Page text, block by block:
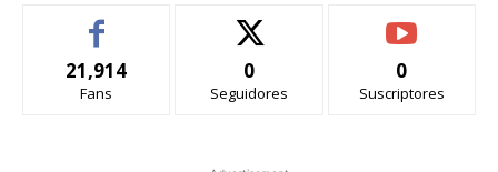
21,914
Fans
0
Seguidores
0
Suscriptores